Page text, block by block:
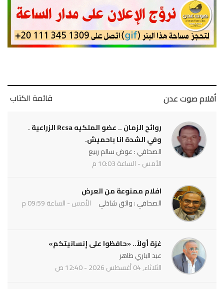
أقلام صوت عدن قائمة الكتاب
روائح الزمان .. عضو الملكيه Rcsa الزراعية .
وفي الشدة انا باحميش.
الصحافي : عوض سالم ربيع
الأمس - الساعة 10:03 م
افلام ممنوعة من العرض
الصحافي : واثق شاذلي
الأمس - الساعة 09:59 م
غزة أولاً.. «حافظوا على إنسانيتكم»
عبد الباري طاهر
الثلاثاء, 04 أغسطس 2026 - 12:40 ص